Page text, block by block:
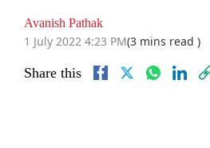
Avanish Pathak
1 July 2022 4:23 PM(3 mins read )
Share this